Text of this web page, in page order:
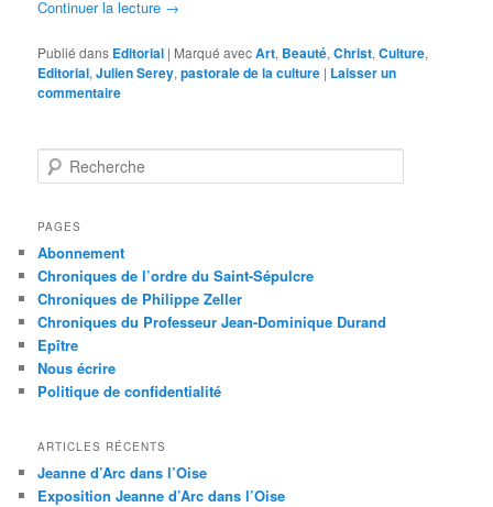
Continuer la lecture →
Publié dans Editorial | Marqué avecArt, Beauté,Christ,Culture,
Editorial,Julien Serey,pastorale de la culture | Laisser un
commentaire
e
h
r
c
h
e
PAGES
Abonnement
Chroniques de l’ordre du Saint-Sépulcre
Chroniques de Philippe Zeller
Chroniques du Professeur Jean-Dominique Durand
Epître
Nous écrire
Politique de confidentialité
ARTICLES RÉCENTS
Jeanne d’Arc dans l’Oise
Exposition Jeanne d’Arc dans l’Oise